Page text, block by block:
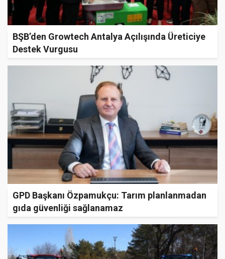
BŞB’den Growtech Antalya Açılışında Üreticiye
Destek Vurgusu
GPD Başkanı Özpamukçu: Tarım planlanmadan
gıda güvenliği sağlanamaz